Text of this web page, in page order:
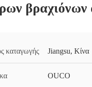
καταγωγής Jiangsu, Κίνα
OUCO